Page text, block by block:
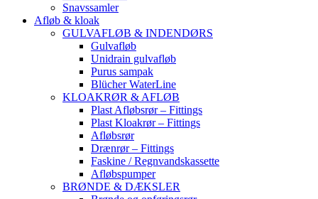
Snavssamler
Afløb & kloak
GULVAFLØB & INDENDØRS
Gulvafløb
Unidrain gulvafløb
Purus sampak
Blücher WaterLine
KLOAKRØR & AFLØB
Plast Afløbsrør – Fittings
Plast Kloakrør – Fittings
Afløbsrør
Drænrør – Fittings
Faskine / Regnvandskassette
Afløbspumper
BRØNDE & DÆKSLER